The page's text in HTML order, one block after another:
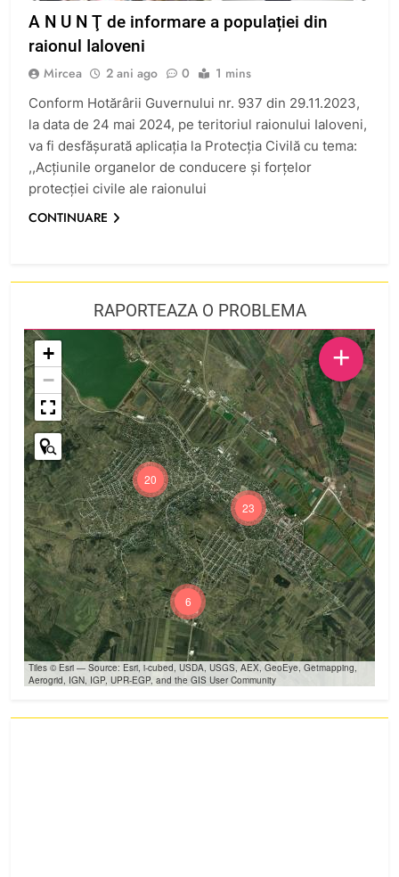
A N U N Ţ de informare a populației din
raionul Ialoveni
Mircea 2 ani ago 0 1 mins
Conform Hotărârii Guvernului nr. 937 din 29.11.2023,
la data de 24 mai 2024, pe teritoriul raionului Ialoveni,
va fi desfășurată aplicația la Protecția Civilă cu tema:
,,Acțiunile organelor de conducere şi forțelor
protecției civile ale raionului
CONTINUARE
RAPORTEAZA O PROBLEMA
23
20
6
+
−
Tiles © Esri — Source: Esri, i-cubed, USDA, USGS, AEX, GeoEye, Getmapping,
Aerogrid, IGN, IGP, UPR-EGP, and the GIS User Community
+